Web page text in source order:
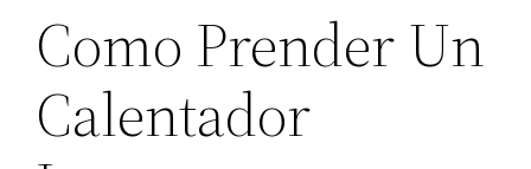
Como Prender Un
Calentador